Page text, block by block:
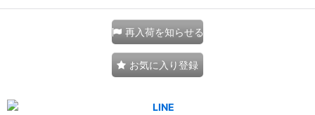
再入荷を知らせる
お気に入り登録